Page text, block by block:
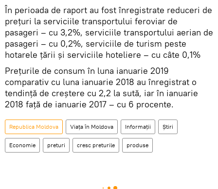
În perioada de raport au fost înregistrate reduceri de
prețuri la serviciile transportului feroviar de
pasageri – cu 3,2%, serviciile transportului aerian de
pasageri – cu 0,2%, serviciile de turism peste
hotarele ţării şi serviciile hoteliere – cu câte 0,1%
Preţurile de consum în luna ianuarie 2019
comparativ cu luna ianuarie 2018 au înregistrat o
tendinţă de creştere cu 2,2 la sută, iar în ianuarie
2018 faţă de ianuarie 2017 – cu 6 procente.
Republica Moldova Viața în Moldova Informații Știri
Economie preturi cresc preturile produse